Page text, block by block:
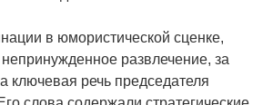
в юмористической сценке,
развлечение, за
ключевая речь председателя